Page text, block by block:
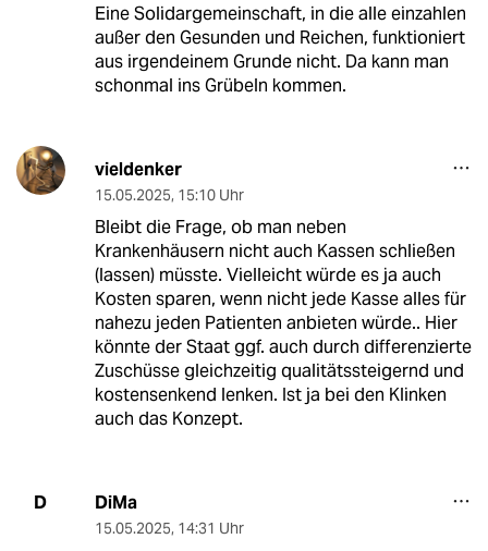
Eine Solidargemeinschaft, in die alle einzahlen
außer den Gesunden und Reichen, funktioniert
aus irgendeinem Grunde nicht. Da kann man
schonmal ins Grübeln kommen.
vieldenker
15.05.2025, 15:10 Uhr
Bleibt die Frage, ob man neben
Krankenhäusern nicht auch Kassen schließen
(lassen) müsste. Vielleicht würde es ja auch
Kosten sparen, wenn nicht jede Kasse alles für
nahezu jeden Patienten anbieten würde.. Hier
könnte der Staat ggf. auch durch differenzierte
Zuschüsse gleichzeitig qualitätssteigernd und
kostensenkend lenken. Ist ja bei den Klinken
auch das Konzept.
D DiMa
15.05.2025, 14:31 Uhr